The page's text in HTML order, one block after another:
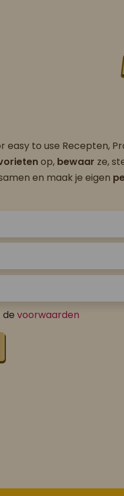
easy to use Recepten,
op, bewaar ze,
en maak je eigen
de voorwaarden